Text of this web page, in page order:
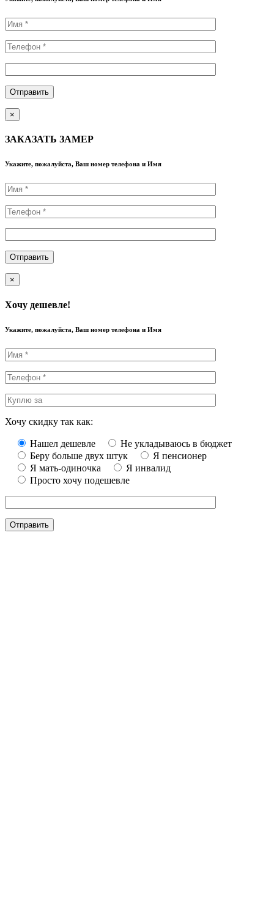
×
ЗАКАЗАТЬ ЗАМЕР
Укажите, пожалуйста, Ваш номер телефона и Имя
×
Хочу дешевле!
Укажите, пожалуйста, Ваш номер телефона и Имя
Хочу скидку так как:
Нашел дешевле
Не укладываюсь в бюджет
Беру больше двух штук
Я пенсионер
Я мать-одиночка
Я инвалид
Просто хочу подешевле